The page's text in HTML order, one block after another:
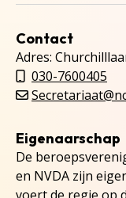
Contact
Adres:
030-7600405
Eigenaarschap
De
en NVDA zijn